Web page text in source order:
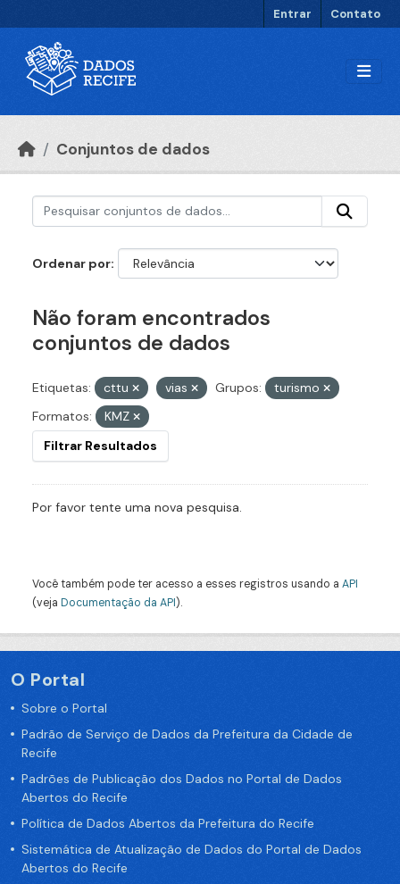
Entrar Contato
Conjuntos de dados
Ordenar por
Não foram encontrados
conjuntos de dados
Etiquetas: cttu vias Grupos:
turismo
Formatos:
KMZ
Filtrar Resultados
Por favor tente uma nova pesquisa.
Você também pode ter acesso a esses registros usando a API
(veja Documentação da API).
O Portal
Sobre o Portal
Padrão de Serviço de Dados da Prefeitura da Cidade de
Recife
Padrões de Publicação dos Dados no Portal de Dados
Abertos do Recife
Política de Dados Abertos da Prefeitura do Recife
Sistemática de Atualização de Dados do Portal de Dados
Abertos do Recife